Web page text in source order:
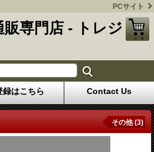
PCサイト
専門店 - トレジ
録はこちら Contact Us
その他 (3)